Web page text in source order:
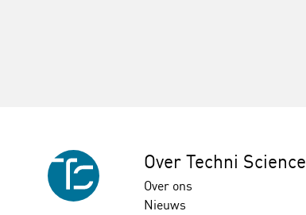
Over Techni Science
Over ons
Nieuws